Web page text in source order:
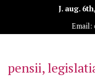
J. aug.
Email:
pensii,